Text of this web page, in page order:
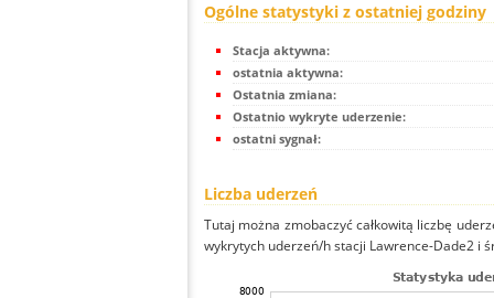
Ogólne statystyki z ostatniej godziny
Stacja aktywna:
ostatnia aktywna:
Ostatnia zmiana:
Ostatnio wykryte uderzenie:
ostatni sygnał:
Liczba uderzeń
Tutaj można zmobaczyć całkowitą liczbę
wykrytych uderzeń/h stacji Lawrence-Dade2 i